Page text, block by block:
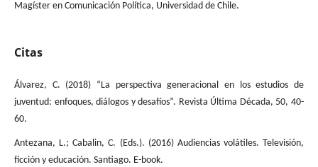
Magíster en Comunicación Política, Universidad de Chile.
Citas
Álvarez, C. (2018) “La perspectiva generacional en los estudios de
juventud: enfoques, diálogos y desafíos”. Revista Última Década, 50, 40-
60.
Antezana, L.; Cabalin, C. (Eds.). (2016) Audiencias volátiles. Televisión,
ficción y educación. Santiago. E-book.